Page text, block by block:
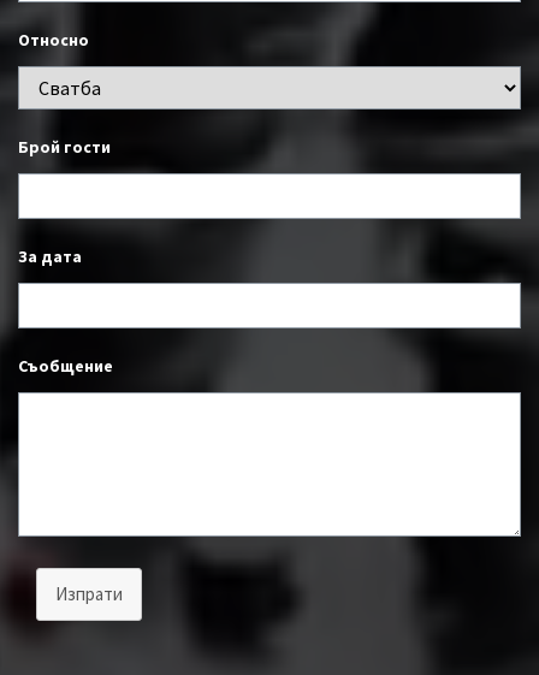
Относно
Брой гости
За дата
Съобщение
Изпрати